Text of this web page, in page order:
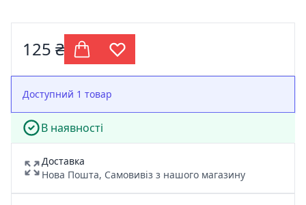
125 ₴
Доступний 1 товар
В наявності
Доставка
Нова Пошта, Самовивіз з нашого магазину